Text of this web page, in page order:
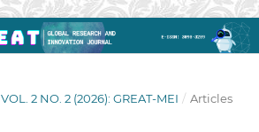
VOL. 2 NO. 2 (2026): GREAT-MEI / Articles